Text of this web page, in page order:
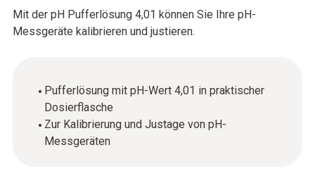
Mit der pH Pufferlösung 4,01 können Sie Ihre pH-
Messgeräte kalibrieren und justieren.
Pufferlösung mit pH-Wert 4,01 in praktischer
Dosierflasche
Zur Kalibrierung und Justage von pH-
Messgeräten